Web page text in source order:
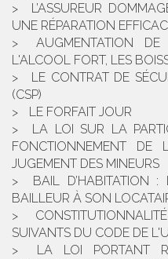
L’ASSUREUR
UNE RÉPARATION
AUGMENTATION
L'ALCOOL FORT, LES
LE CONTRAT DE
(CSP)
LE FORFAIT JOUR
LA LOI SUR LA
FONCTIONNEMENT
JUGEMENT DES MINEURS
BAIL D’HABITATION
BAILLEUR À SON
SUIVANTS DU CODE DE
LA LOI PORTANT